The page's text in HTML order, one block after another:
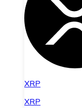
XRP
XRP